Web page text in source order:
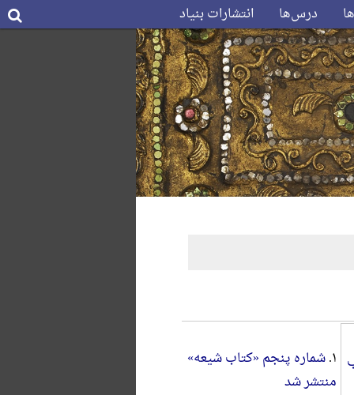
درس‌ها انتشارات بنیاد
۱. شماره پنجم «کتاب شیعه»
منتشر شد